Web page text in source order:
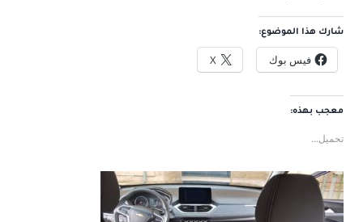
شارك هذا الموضوع:
فيس بوك X
معجب بهذه:
تحميل...